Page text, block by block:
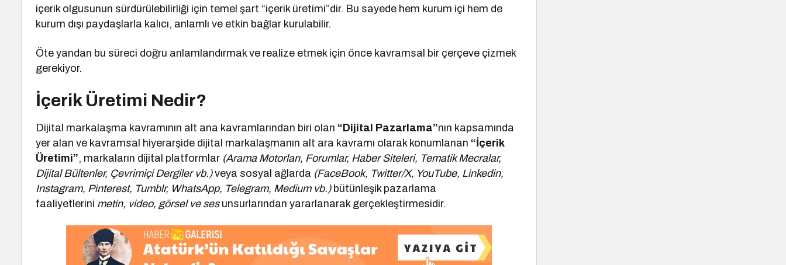
içerik olgusunun sürdürülebilirliği için temel şart “içerik üretimi”dir. Bu sayede hem kurum içi hem de
kurum dışı paydaşlarla kalıcı, anlamlı ve etkin bağlar kurulabilir.
Öte yandan bu süreci doğru anlamlandırmak ve realize etmek için önce kavramsal bir çerçeve çizmek
gerekiyor.
İçerik Üretimi Nedir?
Dijital markalaşma kavramının alt ana kavramlarından biri olan “Dijital Pazarlama”nın kapsamında
yer alan ve kavramsal hiyerarşide dijital markalaşmanın alt ara kavramı olarak konumlanan “İçerik
Üretimi”, markaların dijital platformlar (Arama Motorları, Forumlar, Haber Siteleri, Tematik Mecralar,
Dijital Bültenler, Çevrimiçi Dergiler vb.)veya sosyal ağlarda (FaceBook, Twitter/X, YouTube, Linkedin,
Instagram, Pinterest, Tumblr, WhatsApp, Telegram, Medium vb.) bütünleşik pazarlama
faaliyetlerini metin, video, görsel ve ses unsurlarından yararlanarak gerçekleştirmesidir.